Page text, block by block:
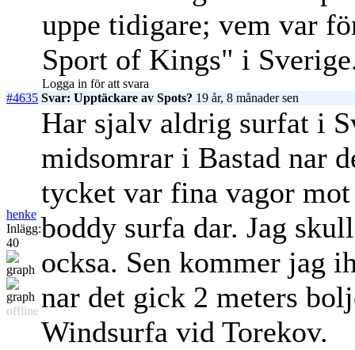
uppe tidigare; vem var
Sport of Kings" i
Logga in för att svara
#4635 Svar: Upptäckare av Spots? 19 år, 8 månader sen
henke
Inlägg:
40
offline
Har sjalv aldrig surfat i
midsomrar i Bastad nar
tycket var fina vagor
boddy surfa dar. Jag
ocksa. Sen kommer jag
nar det gick 2 meters
Windsurfa vid Torekov.